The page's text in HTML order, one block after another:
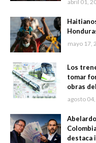
abril 01,
mayo 17,
Los
tomar
obras
agosto
destaca